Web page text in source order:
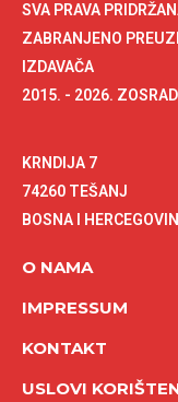
SVA PRAVA
ZABRANJENO
IZDAVAČA
2015. - 2026.
KRNDIJA 7
74260 TEŠANJ
BOSNA I
O NAMA
IMPRESSUM
KONTAKT
USLOVI